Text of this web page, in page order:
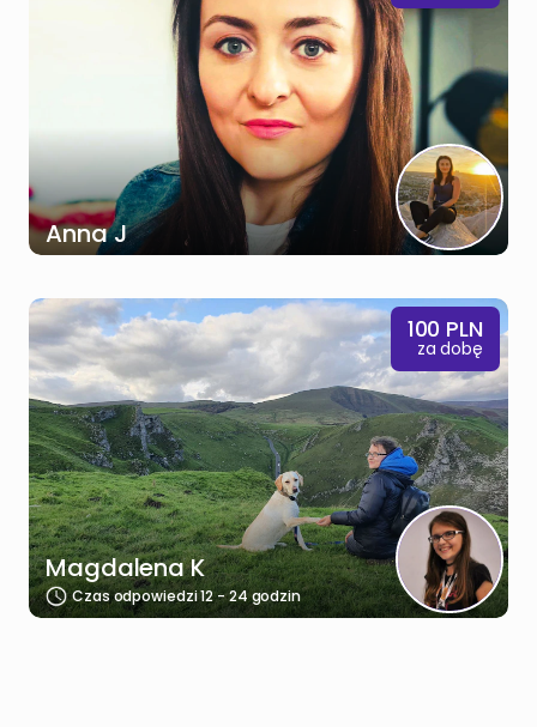
Anna J
100 PLN
za dobę
Magdalena K
Czas odpowiedzi 12 - 24 godzin